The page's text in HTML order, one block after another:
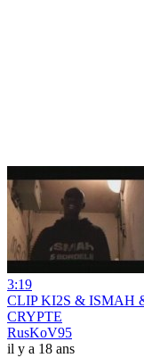
3:19
CLIP KI2S & ISMAH
CRYPTE
RusKoV95
il y a 18 ans